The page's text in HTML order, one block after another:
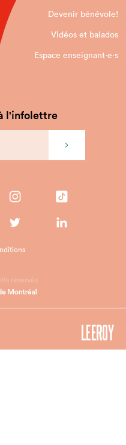
Devenir bénévole!
Vidéos et balados
Espace enseignant·e⋅s
l'infolettre
réservés